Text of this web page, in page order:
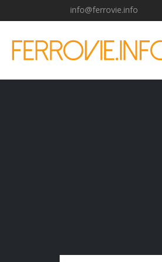
info@ferrovie.info